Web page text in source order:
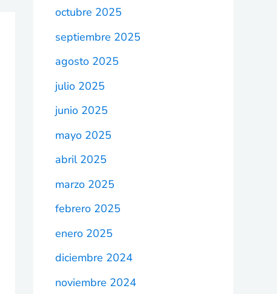
octubre 2025
septiembre 2025
agosto 2025
julio 2025
junio 2025
mayo 2025
abril 2025
marzo 2025
febrero 2025
enero 2025
diciembre 2024
noviembre 2024